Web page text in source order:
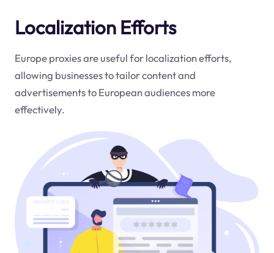
Localization Efforts
Europe proxies are useful for localization efforts,
allowing businesses to tailor content and
advertisements to European audiences more
effectively.